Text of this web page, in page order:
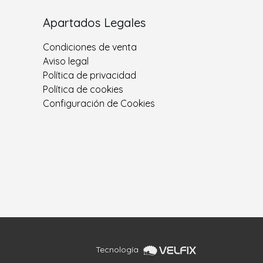
Apartados Legales
Condiciones de venta
Aviso legal
Política de privacidad
Política de cookies
Configuración de Cookies
Tecnología